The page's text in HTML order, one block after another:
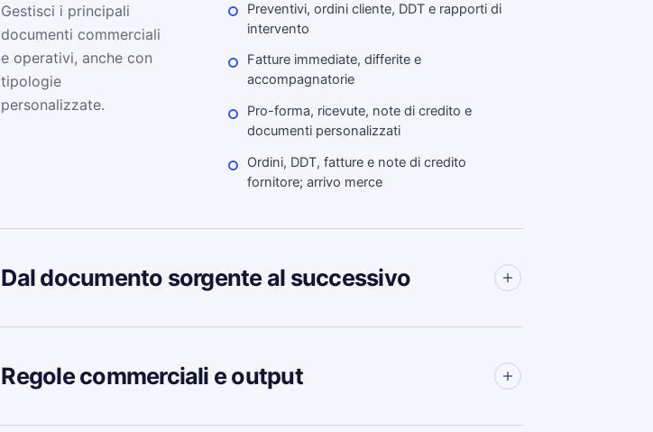
Gestisci i principali
documenti commerciali
e operativi, anche con
tipologie
personalizzate.
Preventivi, ordini cliente, DDT e rapporti di
intervento
Fatture immediate, differite e
accompagnatorie
Pro-forma, ricevute, note di credito e
documenti personalizzati
Ordini, DDT, fatture e note di credito
fornitore; arrivo merce
Dal documento sorgente al successivo
Regole commerciali e output